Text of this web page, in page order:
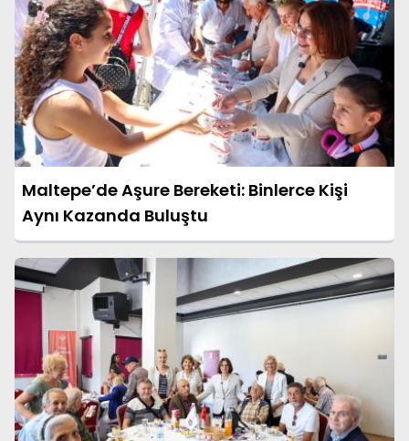
Maltepe’de Aşure Bereketi: Binlerce Kişi
Aynı Kazanda Buluştu